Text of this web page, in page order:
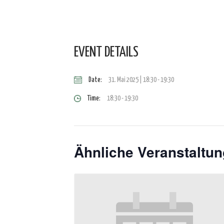
EVENT DETAILS
Date: 31. Mai 2025 | 18:30-19:30
Time: 18:30 - 19:30
Ähnliche